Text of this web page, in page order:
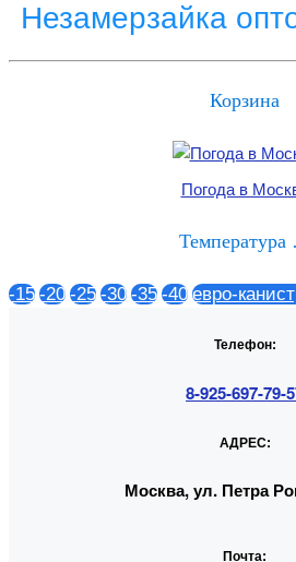
Незамерзайка
Корзина
Погода в
-15 -20 -25 -30 -35 -40 евро-
Телефон:
8-925-697-79-
АДРЕС:
Москва, ул. Петра
Почта: